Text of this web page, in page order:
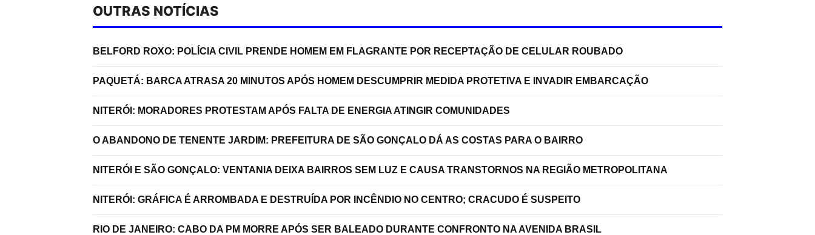
OUTRAS NOTÍCIAS
BELFORD ROXO: POLÍCIA CIVIL PRENDE HOMEM EM FLAGRANTE POR RECEPTAÇÃO DE CELULAR ROUBADO
PAQUETÁ: BARCA ATRASA 20 MINUTOS APÓS HOMEM DESCUMPRIR MEDIDA PROTETIVA E INVADIR EMBARCAÇÃO
NITERÓI: MORADORES PROTESTAM APÓS FALTA DE ENERGIA ATINGIR COMUNIDADES
O ABANDONO DE TENENTE JARDIM: PREFEITURA DE SÃO GONÇALO DÁ AS COSTAS PARA O BAIRRO
NITERÓI E SÃO GONÇALO: VENTANIA DEIXA BAIRROS SEM LUZ E CAUSA TRANSTORNOS NA REGIÃO METROPOLITANA
NITERÓI: GRÁFICA É ARROMBADA E DESTRUÍDA POR INCÊNDIO NO CENTRO; CRACUDO É SUSPEITO
RIO DE JANEIRO: CABO DA PM MORRE APÓS SER BALEADO DURANTE CONFRONTO NA AVENIDA BRASIL